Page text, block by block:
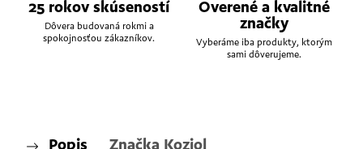
25 rokov skúseností
Dôvera budovaná rokmi a
spokojnosťou zákazníkov.
Overené a kvalitné
značky
Vyberáme iba produkty, ktorým
sami dôverujeme.